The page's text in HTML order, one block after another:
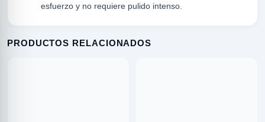
esfuerzo y no requiere pulido intenso.
PRODUCTOS RELACIONADOS